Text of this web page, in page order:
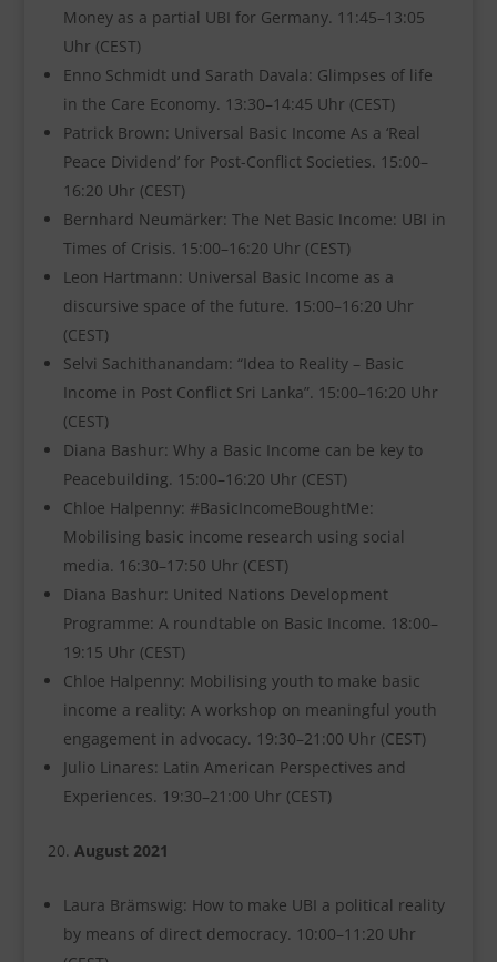
Money as a partial UBI for Germany. 11:45–13:05
Uhr (CEST)
Enno Schmidt und Sarath Davala: Glimpses of life
in the Care Economy. 13:30–14:45 Uhr (CEST)
Patrick Brown: Universal Basic Income As a ‘Real
Peace Dividend’ for Post-Conflict Societies. 15:00–
16:20 Uhr (CEST)
Bernhard Neumärker: The Net Basic Income: UBI in
Times of Crisis. 15:00–16:20 Uhr (CEST)
Leon Hartmann: Universal Basic Income as a
discursive space of the future. 15:00–16:20 Uhr
(CEST)
Selvi Sachithanandam: “Idea to Reality – Basic
Income in Post Conflict Sri Lanka”. 15:00–16:20 Uhr
(CEST)
Diana Bashur: Why a Basic Income can be key to
Peacebuilding. 15:00–16:20 Uhr (CEST)
Chloe Halpenny: #BasicIncomeBoughtMe:
Mobilising basic income research using social
media. 16:30–17:50 Uhr (CEST)
Diana Bashur: United Nations Development
Programme: A roundtable on Basic Income. 18:00–
19:15 Uhr (CEST)
Chloe Halpenny: Mobilising youth to make basic
income a reality: A workshop on meaningful youth
engagement in advocacy. 19:30–21:00 Uhr (CEST)
Julio Linares: Latin American Perspectives and
Experiences. 19:30–21:00 Uhr (CEST)
August 2021
Laura Brämswig: How to make UBI a political reality
by means of direct democracy. 10:00–11:20 Uhr